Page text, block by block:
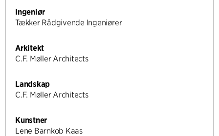
Ingeniør
Tækker Rådgivende Ingeniører
Arkitekt
C.F. Møller Architects
Landskap
C.F. Møller Architects
Kunstner
Lene Barnkob Kaas